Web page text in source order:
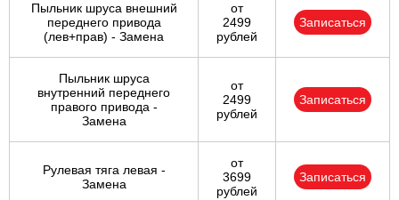
Пыльник шруса внешний
переднего привода
(лев+прав) - Замена
от
2499
рублей
Записаться
Пыльник шруса
внутренний переднего
правого привода -
Замена
от
2499
рублей
Записаться
Рулевая тяга левая -
Замена
от
3699
рублей
Записаться